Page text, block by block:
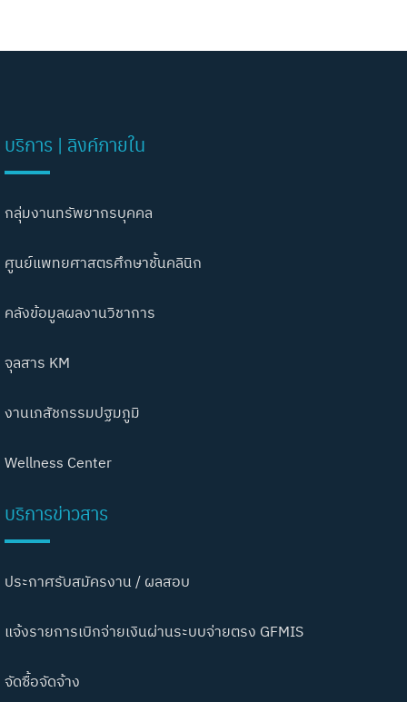
บริการ | ลิงค์ภายใน
กลุ่มงานทรัพยากรบุคคล
ศูนย์แพทยศาสตรศึกษาชั้นคลินิก
คลังข้อมูลผลงานวิชาการ
จุลสาร KM
งานเภสัชกรรมปฐมภูมิ
Wellness Center
บริการข่าวสาร
ประกาศรับสมัครงาน / ผลสอบ
แจ้งรายการเบิกจ่ายเงินผ่านระบบจ่ายตรง GFMIS
จัดซื้อจัดจ้าง